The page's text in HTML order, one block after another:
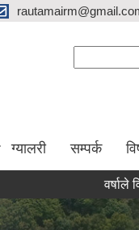
ग्यालरी सम्पर्क
वर्षाले विगारेको